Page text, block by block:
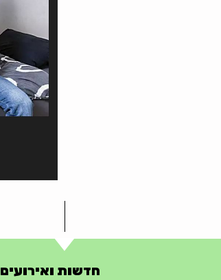
חדשות ואירועים